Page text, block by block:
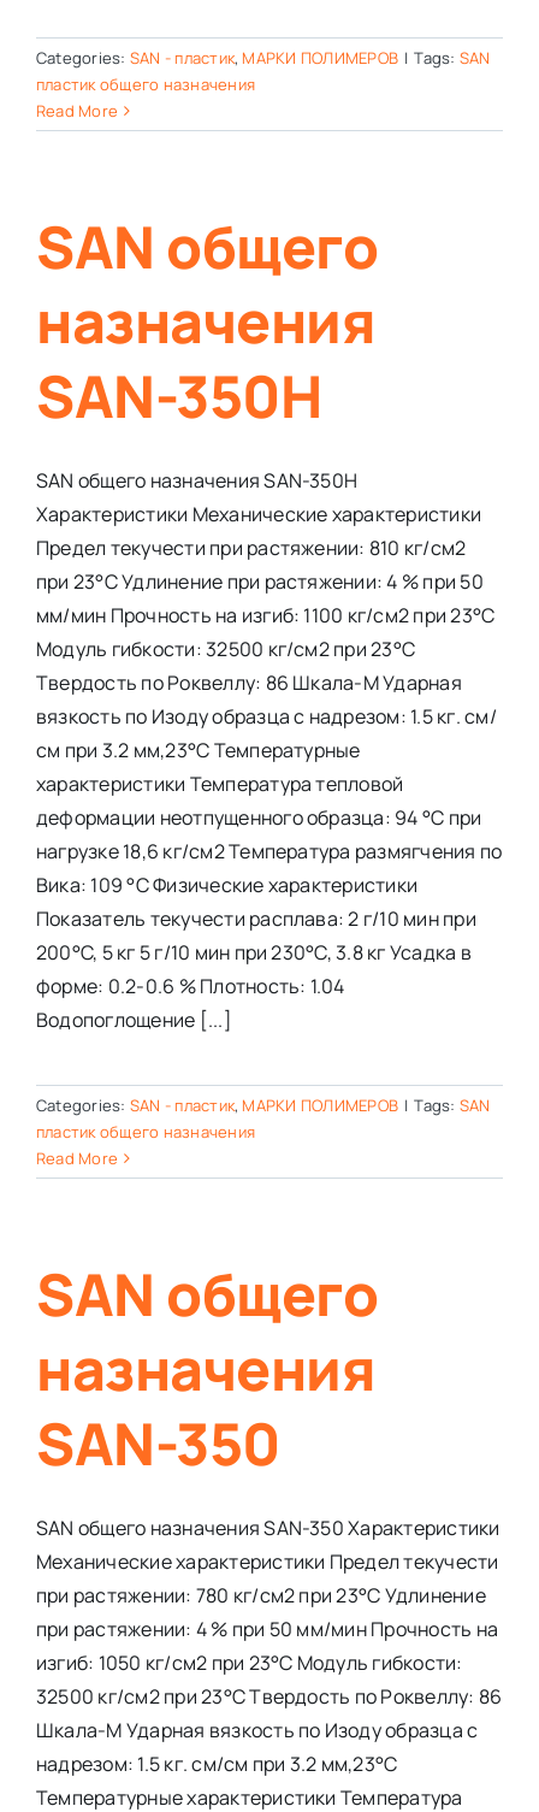
Categories: SAN - пластик, МАРКИ ПОЛИМЕРОВ | Tags: SAN
пластик общего назначения
Read More
SAN общего
назначения
SAN-350Н
SAN общего назначения SAN-350Н
Характеристики Механические характеристики
Предел текучести при растяжении: 810 кг/см2
при 23°С Удлинение при растяжении: 4 % при 50
мм/мин Прочность на изгиб: 1100 кг/см2 при 23°С
Модуль гибкости: 32500 кг/см2 при 23°С
Твердость по Роквеллу: 86 Шкала-М Ударная
вязкость по Изоду образца с надрезом: 1.5 кг. см/
см при 3.2 мм,23°C Температурные
характеристики Температура тепловой
деформации неотпущенного образца: 94 °C при
нагрузке 18,6 кг/см2 Температура размягчения по
Вика: 109 °C Физические характеристики
Показатель текучести расплава: 2 г/10 мин при
200°C, 5 кг 5 г/10 мин при 230°C, 3.8 кг Усадка в
форме: 0.2-0.6 % Плотность: 1.04
Водопоглощение [...]
Categories: SAN - пластик, МАРКИ ПОЛИМЕРОВ | Tags: SAN
пластик общего назначения
Read More
SAN общего
назначения
SAN-350
SAN общего назначения SAN-350 Характеристики
Механические характеристики Предел текучести
при растяжении: 780 кг/см2 при 23°С Удлинение
при растяжении: 4 % при 50 мм/мин Прочность на
изгиб: 1050 кг/см2 при 23°С Модуль гибкости:
32500 кг/см2 при 23°С Твердость по Роквеллу: 86
Шкала-М Ударная вязкость по Изоду образца с
надрезом: 1.5 кг. см/см при 3.2 мм,23°C
Температурные характеристики Температура